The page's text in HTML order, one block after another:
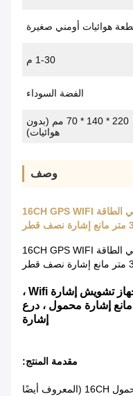
1-30 م
الفضة السوداء
220 * 140 * 70 مم (بدون
هوائيات)
وصف
جهاز تشويش إشارة الهاتف الخليوي عالي الطاقة 16CH GPS WIFI
جهاز تشويش إشارة الهاتف الخليوي عالي الطاقة 16CH GPS WIFI
هاتف محمول 16CH / GPS / جهاز تشويش إشارة Wifi ،
إشارة محمول ، درع
إشارة
مقدمة المنتج:
جهاز حماية إشارة الهاتف المحمول المحمول 16CH (المعروف أيضًا